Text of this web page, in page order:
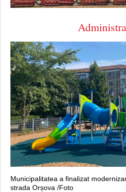
Municipalitatea a finalizat
strada Orșova /Foto